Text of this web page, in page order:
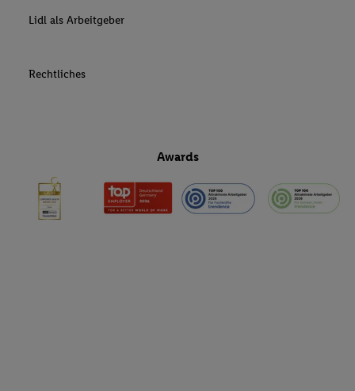
Lidl als Arbeitgeber
Rechtliches
Awards